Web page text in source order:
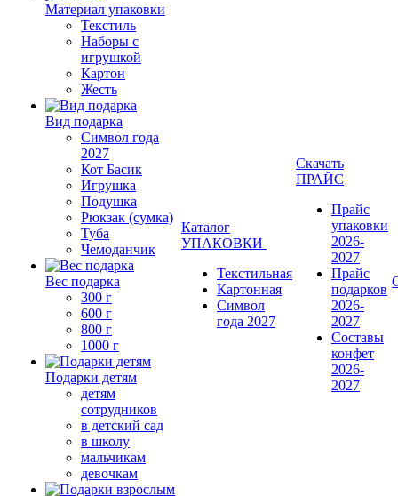
Материал упаковки
Текстиль
Наборы с
игрушкой
Картон
Жесть
Вид подарка
Символ года
2027
Кот Басик
Игрушка
Подушка
Рюкзак (сумка)
Туба
Чемоданчик
Вес подарка
300 г
600 г
800 г
1000 г
Подарки детям
детям
сотрудников
в детский сад
в школу
мальчикам
девочкам
Каталог
УПАКОВКИ
Текстильная
Картонная
Символ
года 2027
Скачать
ПРАЙС
Прайс
упаковки
2026-
2027
Прайс
подарков
2026-
2027
Составы
конфет
2026-
2027